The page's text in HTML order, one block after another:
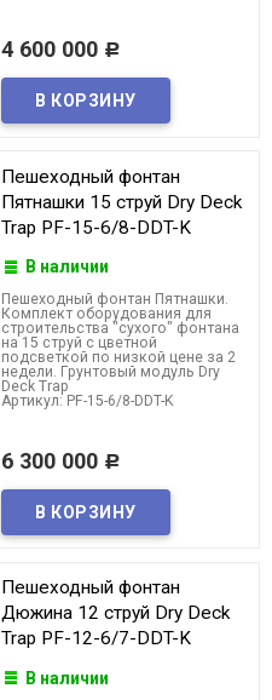
4 600 000 Р
Пешеходный фонтан
Пятнашки 15 струй Dry Deck
Trap PF-15-6/8-DDT-K
В наличии
Пешеходный фонтан Пятнашки.
Комплект оборудования для
строительства "сухого" фонтана
на 15 струй с цветной
подсветкой по низкой цене за 2
недели. Грунтовый модуль Dry
Deck Trap
Артикул: PF-15-6/8-DDT-K
6 300 000 Р
Пешеходный фонтан
Дюжина 12 струй Dry Deck
Trap PF-12-6/7-DDT-K
В наличии